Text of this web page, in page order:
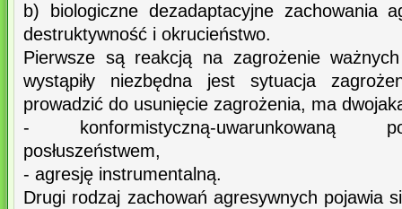
b) biologiczne dezadaptacyjne zachowania
destruktywność i okrucieństwo.
Pierwsze są reakcją na zagrożenie
wystąpiły niezbędna jest sytuacja
prowadzić do usunięcie zagrożenia, ma
- konformistyczną-uwarunkowaną
posłuszeństwem,
- agresję instrumentalną.
Drugi rodzaj zachowań agresywnych pojawia